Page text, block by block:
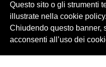
Questo sito o gli strumenti
illustrate nella cookie
Chiudendo questo banner,
acconsenti all’uso dei